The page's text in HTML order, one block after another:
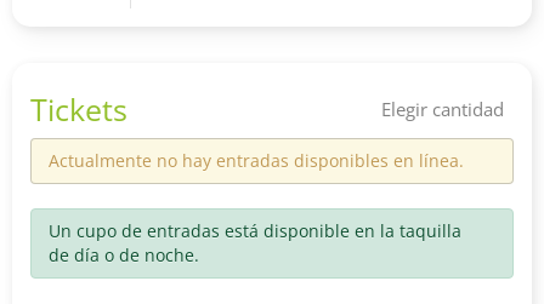
Tickets Elegir cantidad
Actualmente no hay entradas disponibles en línea.
Un cupo de entradas está disponible en la taquilla
de día o de noche.